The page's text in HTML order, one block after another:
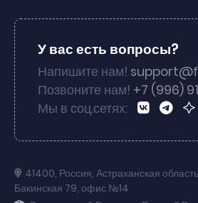
У вас есть вопросы?
Напишите нам!
Позвоните нам! +7 (996)
Мы в соц.сетях:
41400, Россия, Астраханская область
Бакинская 79, офис №14